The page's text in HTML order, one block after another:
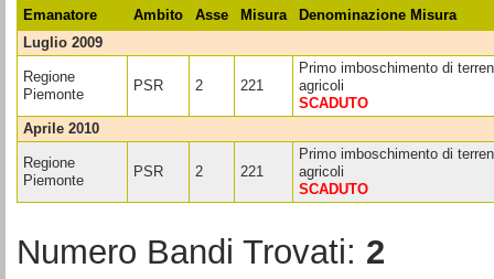
Emanatore Ambito Asse Misura
Denominazione Misura
luglio 2009
Regione
Piemonte
PSR 2 221
Primo imboschimento di
agricoli
SCADUTO
aprile 2010
Regione
Piemonte
PSR 2 221
Primo imboschimento di
agricoli
SCADUTO
Numero Bandi Trovati: 2